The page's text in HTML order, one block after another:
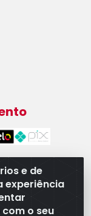
e de
experiência
o seu
- CNPJ
- Parque
74375-660